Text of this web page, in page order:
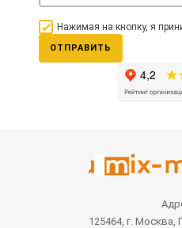
Нажимая на кнопку, я
ОТПРАВИТЬ
125464, г. Москва,